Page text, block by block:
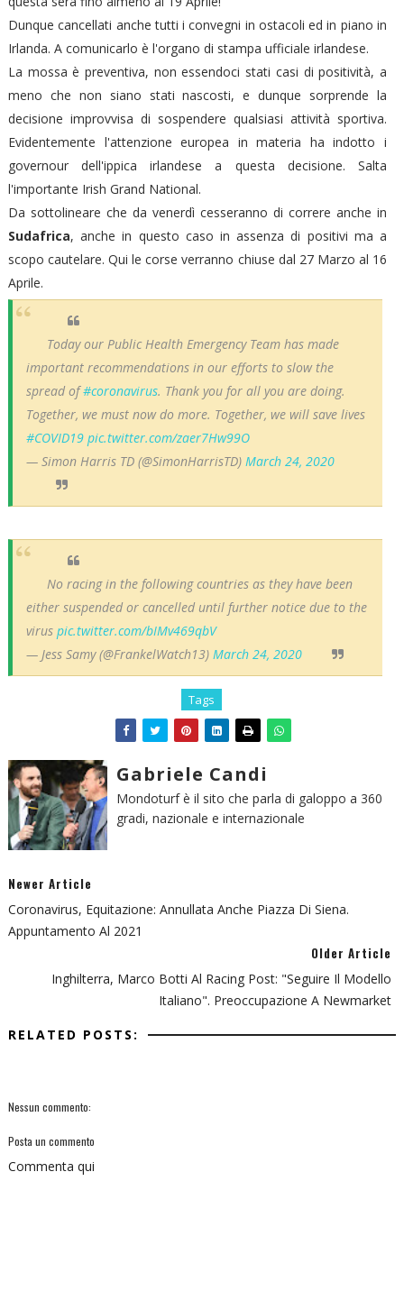
Dunque cancellati anche tutti i convegni in ostacoli ed in piano in
Irlanda. A comunicarlo è l'organo di stampa ufficiale irlandese.
La mossa è preventiva, non essendoci stati casi di positività, a
meno che non siano stati nascosti, e dunque sorprende la
decisione improvvisa di sospendere qualsiasi attività sportiva.
Evidentemente l'attenzione europea in materia ha indotto i
governour dell'ippica irlandese a questa decisione. Salta
l'importante Irish Grand National.
Da sottolineare che da venerdì cesseranno di correre anche in
Sudafrica, anche in questo caso in assenza di positivi ma a
scopo cautelare. Qui le corse verranno chiuse dal 27 Marzo al 16
Aprile.
Today our Public Health Emergency Team has made
important recommendations in our efforts to slow the
spread of#coronavirus. Thank you for all you are doing.
Together, we must now do more. Together, we will save lives
#COVID19 pic.twitter.com/zaer7Hw99O
— Simon Harris TD (@SimonHarrisTD) March 24, 2020
No racing in the following countries as they have been
either suspended or cancelled until further notice due to the
virus pic.twitter.com/bIMv469qbV
— Jess Samy (@FrankelWatch13) March 24, 2020
Tags
Gabriele Candi
Mondoturf è il sito che parla di galoppo a 360
gradi, nazionale e internazionale
Newer Article
Coronavirus, Equitazione: Annullata Anche Piazza Di Siena.
Appuntamento Al 2021
Older Article
Inghilterra, Marco Botti Al Racing Post: "Seguire Il Modello
Italiano". Preoccupazione A Newmarket
RELATED POSTS:
Nessun commento:
Posta un commento
Commenta qui